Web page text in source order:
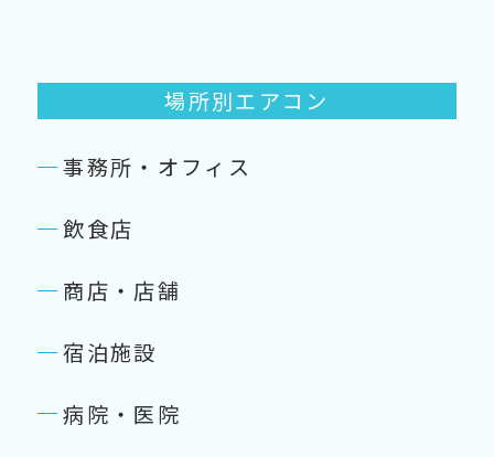
場所別エアコン
事務所・オフィス
飲食店
商店・店舗
宿泊施設
病院・医院